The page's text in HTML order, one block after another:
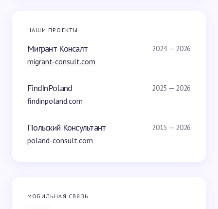
НАШИ ПРОЕКТЫ
Мигрант Консалт 2024 — 2026
migrant-consult.com
FindInPoland 2025 — 2026
findinpoland.com
Польский Консультант 2015 — 2026
poland-consult.com
МОБИЛЬНАЯ СВЯЗЬ